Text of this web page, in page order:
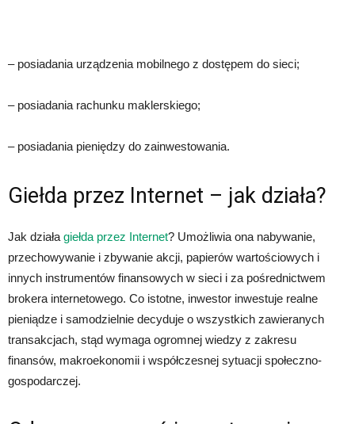
– posiadania urządzenia mobilnego z dostępem do sieci;
– posiadania rachunku maklerskiego;
– posiadania pieniędzy do zainwestowania.
Giełda przez Internet – jak działa?
Jak działa giełda przez Internet? Umożliwia ona nabywanie,
przechowywanie i zbywanie akcji, papierów wartościowych i
innych instrumentów finansowych w sieci i za pośrednictwem
brokera internetowego. Co istotne, inwestor inwestuje realne
pieniądze i samodzielnie decyduje o wszystkich zawieranych
transakcjach, stąd wymaga ogromnej wiedzy z zakresu
finansów, makroekonomii i współczesnej sytuacji społeczno-
gospodarczej.